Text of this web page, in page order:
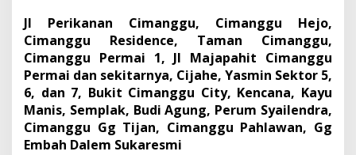
Jl Perikanan Cimanggu, Cimanggu Hejo,
Cimanggu Residence, Taman Cimanggu,
Cimanggu Permai 1, Jl Majapahit Cimanggu
Permai dan sekitarnya, Cijahe, Yasmin Sektor 5,
6, dan 7, Bukit Cimanggu City, Kencana, Kayu
Manis, Semplak, Budi Agung, Perum Syailendra,
Cimanggu Gg Tijan, Cimanggu Pahlawan, Gg
Embah Dalem Sukaresmi